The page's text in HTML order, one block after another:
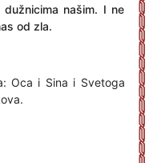
našim. I ne
od zla.
Oca i Sina i Svetoga